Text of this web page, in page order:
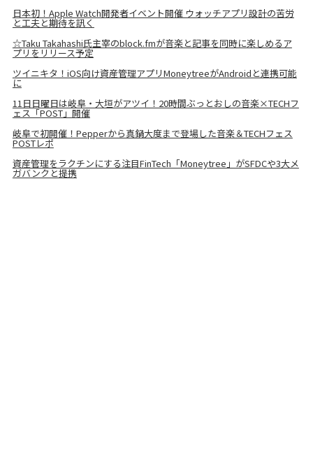
日本初！Apple Watch開発者イベント開催 ウォッチアプリ設計の苦労
と工夫と期待を訊く
☆Taku Takahashi氏主宰のblock.fmが音楽と記事を同時に楽しめるア
プリをリリース予定
ツイニキタ！iOS向け資産管理アプリMoneytreeがAndroidと連携可能
に
11日日曜日は岐阜・大垣がアツイ！20時間ぶっとおしの音楽×TECHフ
ェス「POST」開催
岐阜で初開催！Pepperから真鍋大度まで登場した音楽＆TECHフェス
POSTレポ
資産管理をラクチンにする注目FinTech「Moneytree」がSFDCや3大メ
ガバンクと提携